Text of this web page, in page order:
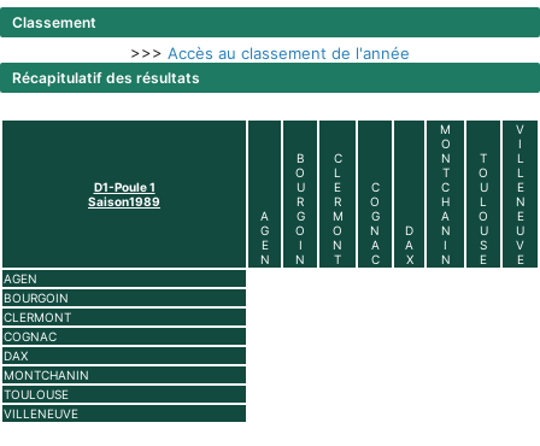
Classement
>>> Accès au classement de l'année
Récapitulatif des résultats
D1-Poule 1
Saison1989
A
G
E
N
B
O
U
R
G
O
I
N
C
L
E
R
M
O
N
T
C
O
G
N
A
C
D
A
X
M
O
N
T
C
H
A
N
I
N
T
O
U
L
O
U
S
E
V
I
L
L
E
N
E
U
V
E
AGEN
BOURGOIN
CLERMONT
COGNAC
DAX
MONTCHANIN
TOULOUSE
VILLENEUVE